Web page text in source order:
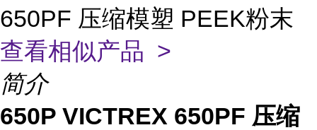
650PF 压缩模塑 PEEK粉末
查看相似产品 >
简介
650P VICTREX 650PF 压缩